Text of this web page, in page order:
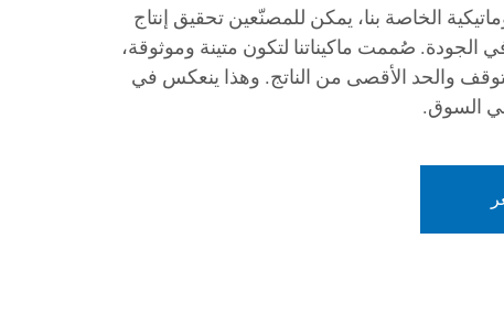
الخاصة بنا، يمكن للمصنّعين تحقيق إنتاج
صُممت ماكيناتنا لتكون متينة وموثوقة،
والحد الأقصى من الناتج. وهذا ينعكس في
السوق.